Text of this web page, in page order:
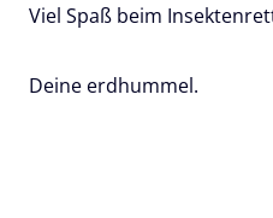
Viel Spaß beim
Deine erdhummel.